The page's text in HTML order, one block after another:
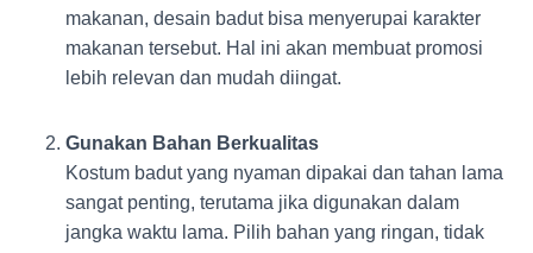
makanan, desain badut bisa menyerupai karakter
makanan tersebut. Hal ini akan membuat promosi
lebih relevan dan mudah diingat.
Gunakan Bahan Berkualitas
Kostum badut yang nyaman dipakai dan tahan lama
sangat penting, terutama jika digunakan dalam
jangka waktu lama. Pilih bahan yang ringan, tidak